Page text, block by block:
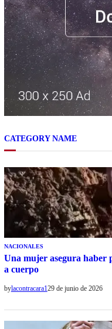
CATEGORY NAME
NACIONALES
Una mujer asegura haber
a cuerpo
bylacontracara129 de junio de 2026